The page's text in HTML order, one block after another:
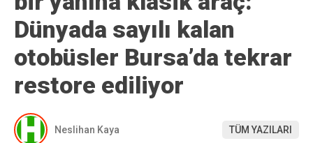
Dünyada sayılı kalan
otobüsler Bursa’da tekrar
restore ediliyor
Neslihan Kaya TÜM YAZILARI